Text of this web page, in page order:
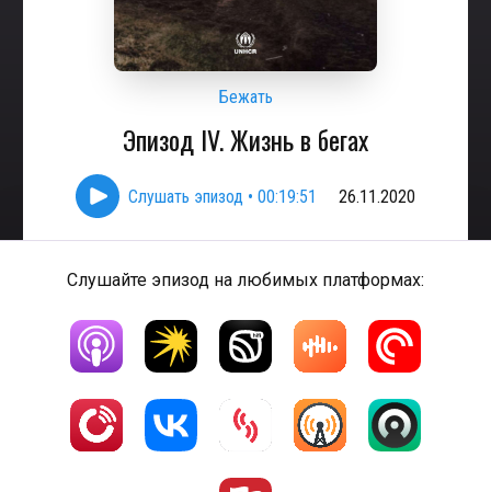
Бежать
Эпизод IV. Жизнь в бегах
Слушать эпизод • 00:19:51 26.11.2020
Слушайте эпизод на любимых платформах: